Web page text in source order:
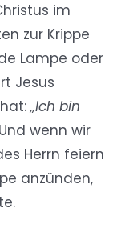
im
zur Krippe
Lampe oder
Jesus
hat:„Ich bin
wenn wir
Herrn feiern
anzünden,